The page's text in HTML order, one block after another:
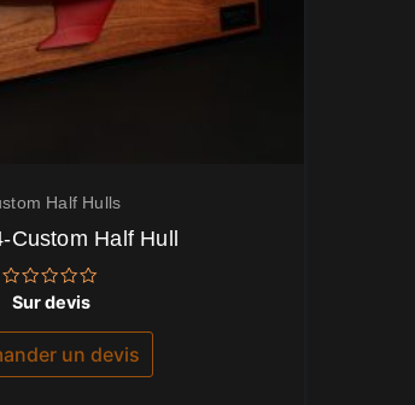
Half Hulls
Custom Half Hull
Note
sur
Sur devis
un devis